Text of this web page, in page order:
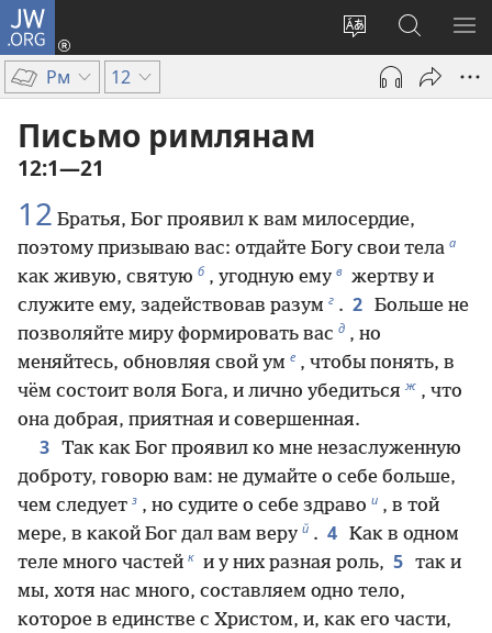
JW.ORG
Изменить
язык
сайта
Войти
(открывается
новом
Поиск
по
jw.org
Рм 12
Письмо римлянам
12:1—21
12 Братья, Бог проявил к вам милосердие,
поэтому призываю вас: отдайте Богу свои тела а
как живую, святую б , угодную ему в жертву и
служите ему, задействовав разум г . 2 Больше не
позволяйте миру формировать вас д , но
меняйтесь, обновляя свой ум е , чтобы понять, в
чём состоит воля Бога, и лично убедиться ж , что
она добрая, приятная и совершенная.
3 Так как Бог проявил ко мне незаслуженную
доброту, говорю вам: не думайте о себе больше,
чем следует з , но судите о себе здраво и , в той
мере, в какой Бог дал вам веру й . 4 Как в одном
теле много частей к и у них разная роль, 5 так и
мы, хотя нас много, составляем одно тело,
которое в единстве с Христом, и, как его части,